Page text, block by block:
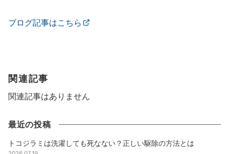
ブログ記事はこちら
関連記事
関連記事はありません
最近の投稿
トコジラミは洗濯しても死なない？正しい駆除の方法とは